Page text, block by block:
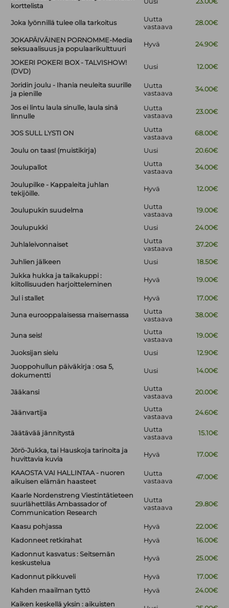
korttelista
Joka lyönnillä tulee olla tarkoitus
Uutta
vastaava
28.00€
JOKAPÄIVÄINEN PORNOMME-Media
seksuaalisuus ja populaarikulttuuri
Hyvä 24.90€
JOKERI POKERI BOX - TALVISHOW!
(DVD)
Uusi 12.00€
Joridin joulu - Ihania neuleita suurille
ja pienille
Uutta
vastaava
34.00€
Jos ei lintu laula sinulle, laula sinä
linnulle
Uutta
vastaava
23.00€
JOS SULL LYSTI ON
Uutta
vastaava
68.00€
Joulu on taas! (muistikirja) Uusi 20.60€
Joulupallot
Uutta
vastaava
34.00€
Joulupilke - Kappaleita juhlan
tekijöille.
Hyvä 12.00€
Joulupukin suudelma
Uutta
vastaava
19.00€
Joulupukki Uusi 24.00€
Juhlaleivonnaiset
Uutta
vastaava
37.20€
Juhlien jälkeen Uusi
18.50€
Jukka hukka ja taikakuppi :
kiitollisuuden harjoitteleminen
Hyvä 19.00€
Jul i stallet Hyvä 17.00€
Juna eurooppalaisessa maisemassa
Uutta
vastaava
38.00€
Juna seis!
Uutta
vastaava
19.00€
Juoksijan sielu Uusi
12.90€
Juoppohullun päiväkirja : osa 5,
dokumentti
Uusi 14.00€
Jääkansi
Uutta
vastaava
20.00€
Jäänvartija
Uutta
vastaava
24.60€
Jäätävää jännitystä
Uutta
vastaava
15.10€
Jörö-Jukka, tai Hauskoja tarinoita ja
huvittavia kuvia
Hyvä 17.00€
KAAOSTA VAI HALLINTAA - nuoren
aikuisen elämän haasteet
Uutta
vastaava
47.00€
Kaarle Nordenstreng Viestintätieteen
suurlähettiläs Ambassador of
Communication Research
Uutta
vastaava
29.80€
Kaasu pohjassa Hyvä
22.00€
Kadonneet retkirahat
Hyvä
16.00€
Kadonnut kasvatus : Seitsemän
keskustelua
Hyvä 25.00€
Kadonnut pikkuveli Hyvä
17.00€
Kahden maailman tyttö
Hyvä
24.00€
Kaiken keskellä yksin : aikuisten